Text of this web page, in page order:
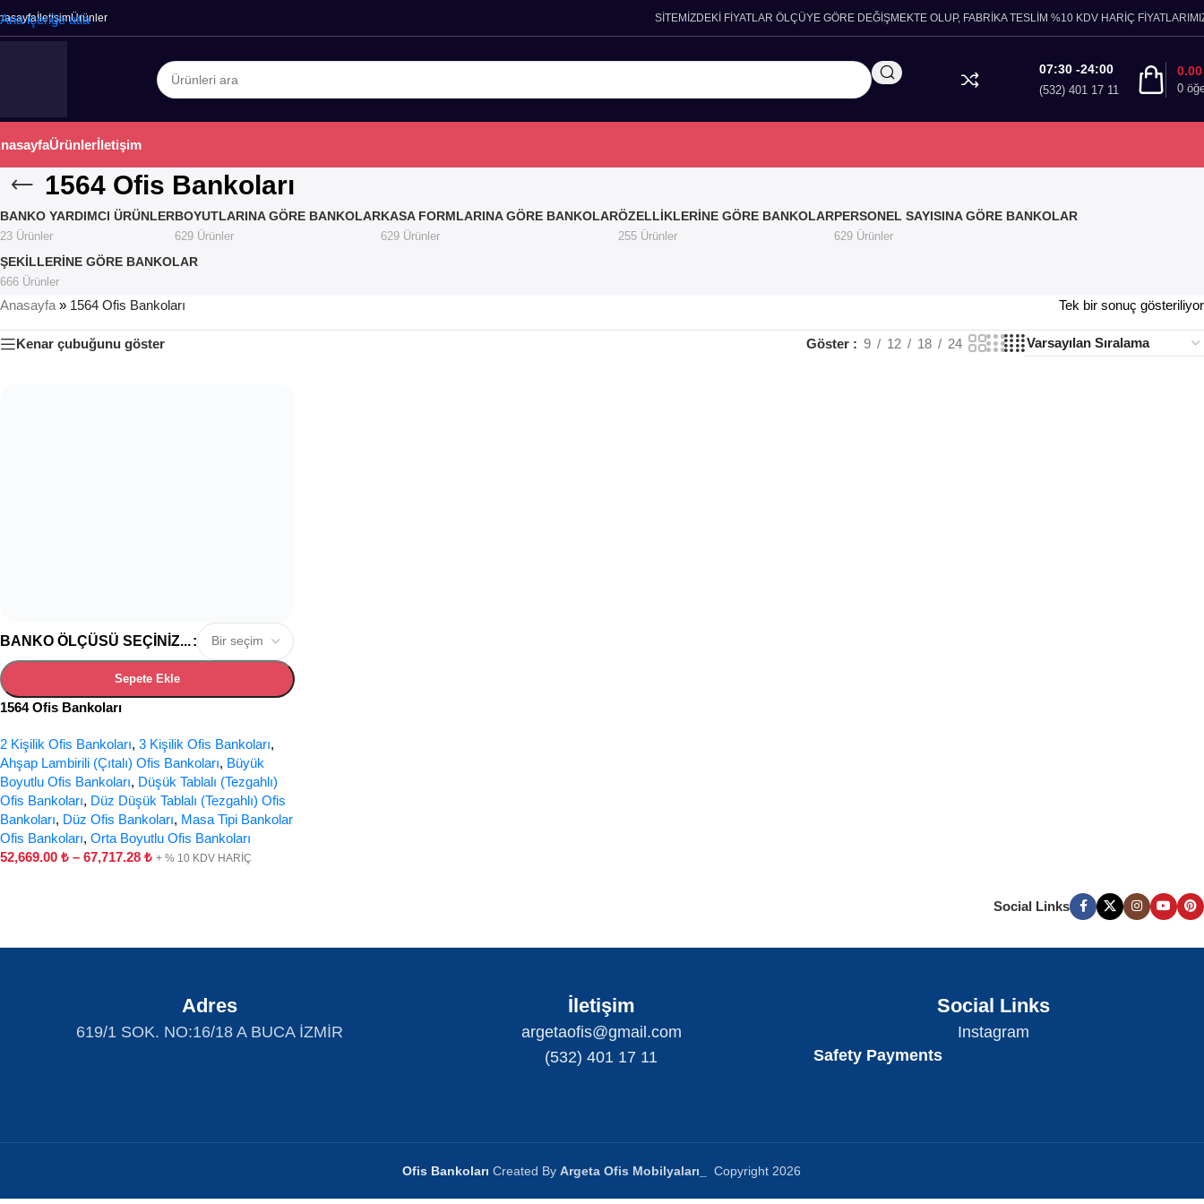
Ana içeriğe atla
İletişimÜrünler SİTEMİZDEKİ FİYATLAR ÖLÇÜYE GÖRE DEĞİŞMEKTE OLUP, FABRİKA TESLİM %10 KDV HARİÇ
07:30 -24:00
(532) 401 17 11 0
Ürünlerİletişim
1564 Ofis Bankoları
BANKO YARDIMCI ÜRÜNLER
23 Ürünler
BOYUTLARINA GÖRE BANKOLAR
629 Ürünler
KASA FORMLARINA GÖRE BANKOLAR
629 Ürünler
ÖZELLIKLERINE GÖRE BANKOLAR
255 Ürünler
PERSONEL SAYISINA GÖRE BANKOLAR
629 Ürünler
ŞEKILLERINE GÖRE BANKOLAR
666 Ürünler
Anasayfa » 1564 Ofis Bankoları Tek bir sonuç gösteriliyor
Kenar çubuğunu göster Göster 9 12 18 24
BANKO ÖLÇÜSÜ SEÇINIZ...
Sepete Ekle
1564 Ofis Bankoları
2 Kişilik Ofis Bankoları, 3 Kişilik Ofis Bankoları,
Ahşap Lambirili (Çıtalı) Ofis Bankoları, Büyük
Boyutlu Ofis Bankoları, Düşük Tablalı (Tezgahlı)
Ofis Bankoları, Düz Düşük Tablalı (Tezgahlı) Ofis
Bankoları, Düz Ofis Bankoları, Masa Tipi Bankolar
Ofis Bankoları, Orta Boyutlu Ofis Bankoları
52,669.00 ₺ – 67,717.28 ₺ + % 10 KDV HARİÇ
Social Links
Adres
619/1 SOK. NO:16/18 A BUCA İZMİR
İletişim
argetaofis@gmail.com
(532) 401 17 11
Social Links
Instagram
Safety Payments
Ofis Bankoları Created ByArgeta Ofis Mobilyaları Copyright 2026